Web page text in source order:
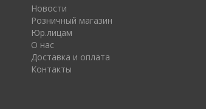
Новости
Розничный магазин
Юр.лицам
О нас
Доставка и оплата
Контакты